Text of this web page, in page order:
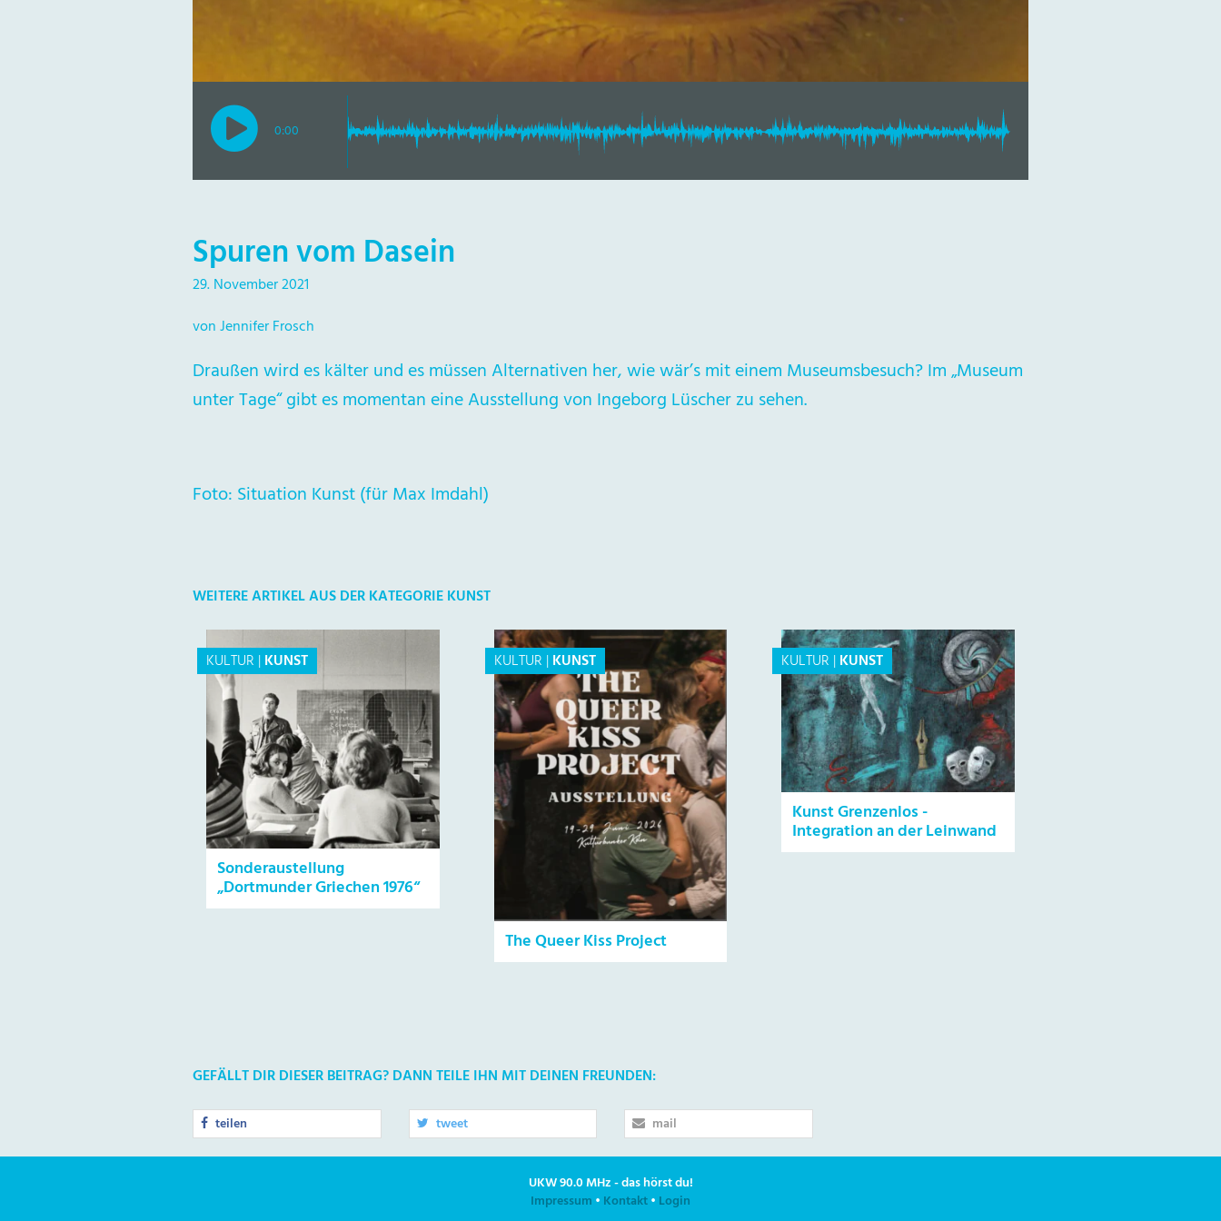
0:00
Spuren vom Dasein
29. November 2021
von Jennifer Frosch
Draußen wird es kälter und es müssen Alternativen her, wie wär’s mit einem Museumsbesuch? Im „Museum
unter Tage“ gibt es momentan eine Ausstellung von Ingeborg Lüscher zu sehen.
Foto: Situation Kunst (für Max Imdahl)
WEITERE ARTIKEL AUS DER KATEGORIE KUNST
KULTUR |KUNST
Sonderaustellung
„Dortmunder Griechen 1976“
KULTUR |KUNST
The Queer Kiss Project
KULTUR |KUNST
Kunst Grenzenlos -
Integration an der Leinwand
GEFÄLLT DIR DIESER BEITRAG? DANN TEILE IHN MIT DEINEN FREUNDEN:
teilen tweet mail
UKW 90.0 MHz - das hörst du!
Impressum • Kontakt• Login